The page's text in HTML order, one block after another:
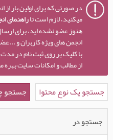
در صورتی که برای اولین بار
میکنید، لازم است تاراهنمای
هنوز عضو نشده اید، برای
انجمن های ویژه کاربران و
با کلیک بر روی ثبت نام در
از مطالب و امکانات سایت
جستجو یک نوع محتوا جستجو
جستجو در